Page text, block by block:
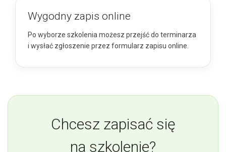
Wygodny zapis online
Po wyborze szkolenia możesz przejść do terminarza
i wysłać zgłoszenie przez formularz zapisu online.
Chcesz zapisać się
na szkolenie?